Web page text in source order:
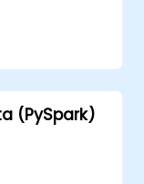
te voeren
te
(PySpark)